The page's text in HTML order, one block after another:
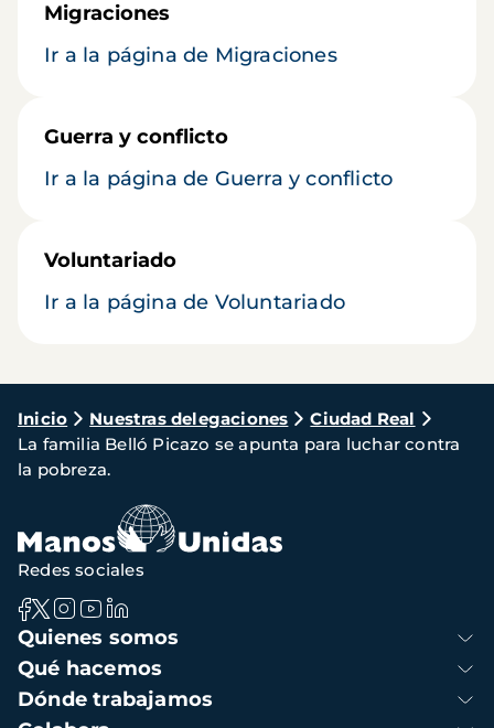
Migraciones
Ir a la página de Migraciones
Guerra y conflicto
Ir a la página de Guerra y conflicto
Voluntariado
Ir a la página de Voluntariado
Ruta
de
navegación
Inicio Nuestras delegaciones
Ciudad Real
La familia Belló Picazo se apunta para luchar contra
la pobreza.
Navegación
principal
Quienes somos
Qué hacemos
Dónde trabajamos
Redes sociales